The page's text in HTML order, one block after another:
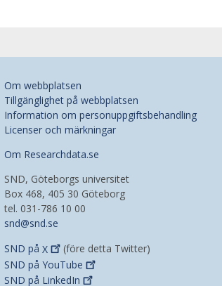
Om webbplatsen
Tillgänglighet på webbplatsen
Information om personuppgiftsbehandling
Licenser och märkningar
Om Researchdata.se
SND, Göteborgs universitet
Box 468, 405 30 Göteborg
tel. 031-786 10 00
snd@snd.se
SND på X
(före detta Twitter)
SND på YouTube
SND på LinkedIn